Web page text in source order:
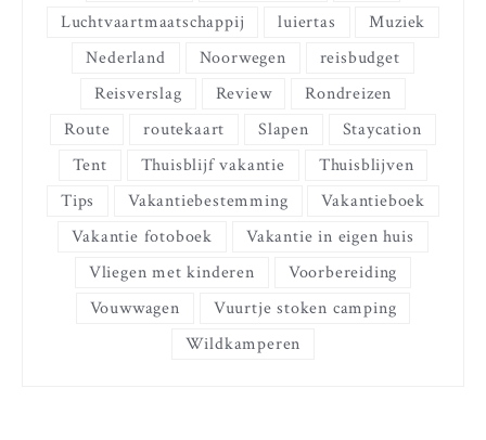
Luchtvaartmaatschappij
luiertas
Muziek
Nederland
Noorwegen
reisbudget
Reisverslag
Review
Rondreizen
Route
routekaart Slapen
Staycation
Tent
Thuisblijf vakantie
Thuisblijven
Tips
Vakantiebestemming
Vakantieboek
Vakantie fotoboek
Vakantie in eigen huis
Vliegen met kinderen
Voorbereiding
Vouwwagen
Vuurtje stoken camping
Wildkamperen